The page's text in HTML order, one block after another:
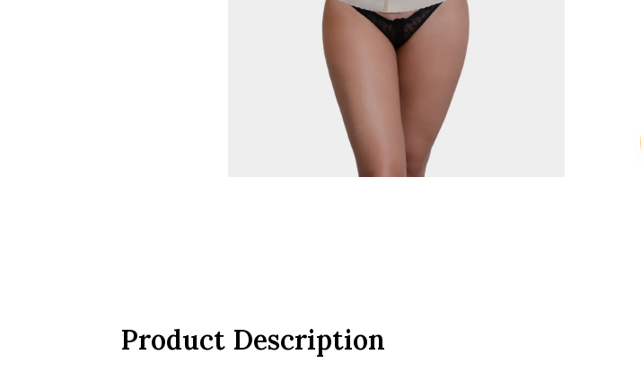
Product Description